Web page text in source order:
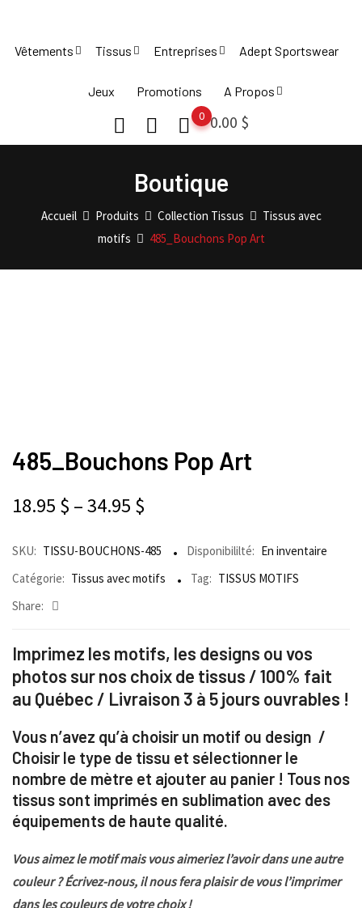
content
Vêtements Tissus Entreprises Adept Sportswear
Jeux Promotions A Propos
0.00 $
0
Boutique
Accueil Produits Collection Tissus
Tissus avec
motifs
485_Bouchons Pop Art
485_Bouchons Pop Art
18.95 $ –34.95 $
SKU: TISSU-BOUCHONS-485 Disponibililté: En inventaire
Catégorie: Tissus avec motifs Tag: TISSUS MOTIFS
Share:
Imprimez les motifs, les designs ou vos
photos sur nos choix de tissus / 100% fait
au Québec / Livraison 3 à 5 jours ouvrables !
Vous n’avez qu’à choisir un motif ou design /
Choisir le type de tissu et sélectionner le
nombre de mètre et ajouter au panier ! Tous nos
tissus sont imprimés en sublimation avec des
équipements de haute qualité.
Vous aimez le motif mais vous aimeriez l’avoir dans une autre
couleur ? Écrivez-nous, il nous fera plaisir de vous l’imprimer
dans les couleurs de votre choix !